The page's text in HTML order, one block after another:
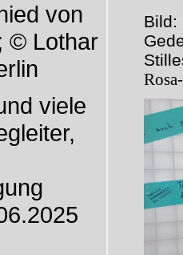
von
© Lothar
viele
Bild: